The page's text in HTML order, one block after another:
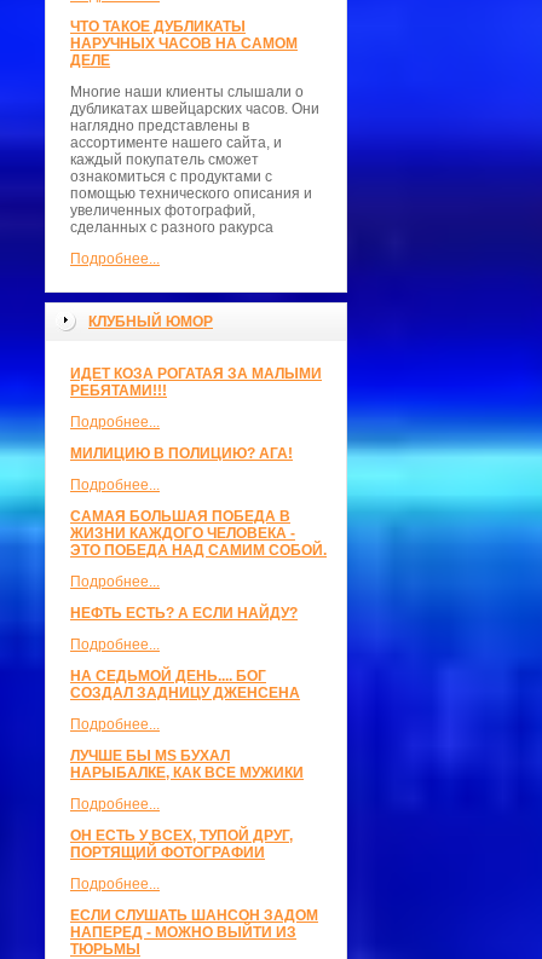
ЧТО ТАКОЕ ДУБЛИКАТЫ
НАРУЧНЫХ ЧАСОВ НА САМОМ
ДЕЛЕ
Многие наши клиенты слышали о
дубликатах швейцарских часов. Они
наглядно представлены в
ассортименте нашего сайта, и
каждый покупатель сможет
ознакомиться с продуктами с
помощью технического описания и
увеличенных фотографий,
сделанных с разного ракурса
Подробнее...
КЛУБНЫЙ ЮМОР
ИДЕТ КОЗА РОГАТАЯ ЗА МАЛЫМИ
РЕБЯТАМИ!!!
Подробнее...
МИЛИЦИЮ В ПОЛИЦИЮ? АГА!
Подробнее...
САМАЯ БОЛЬШАЯ ПОБЕДА В
ЖИЗНИ КАЖДОГО ЧЕЛОВЕКА -
ЭТО ПОБЕДА НАД САМИМ СОБОЙ.
Подробнее...
НЕФТЬ ЕСТЬ? А ЕСЛИ НАЙДУ?
Подробнее...
НА СЕДЬМОЙ ДЕНЬ.... БОГ
СОЗДАЛ ЗАДНИЦУ ДЖЕНСЕНА
Подробнее...
ЛУЧШЕ БЫ MS БУХАЛ
НАРЫБАЛКЕ, КАК ВСЕ МУЖИКИ
Подробнее...
ОН ЕСТЬ У ВСЕХ, ТУПОЙ ДРУГ,
ПОРТЯЩИЙ ФОТОГРАФИИ
Подробнее...
ЕСЛИ СЛУШАТЬ ШАНСОН ЗАДОМ
НАПЕРЕД - МОЖНО ВЫЙТИ ИЗ
ТЮРЬМЫ